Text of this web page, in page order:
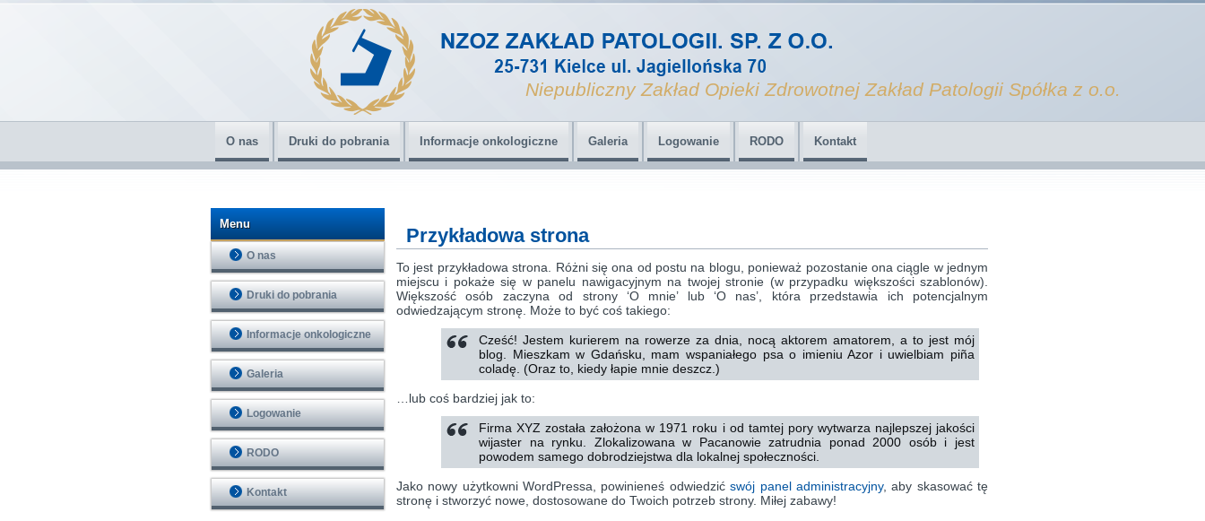
Niepubliczny Zakład Opieki Zdrowotnej Zakład Patologii Spółka z o.o.
O nas Druki do pobrania Informacje onkologiczne Galeria Logowanie RODO Kontakt
Menu
O nas
Druki do pobrania
Informacje onkologiczne
Galeria
Logowanie
RODO
Kontakt
Przykładowa strona
To jest przykładowa strona. Różni się ona od postu na blogu, ponieważ pozostanie ona ciągle w jednym
miejscu i pokaże się w panelu nawigacyjnym na twojej stronie (w przypadku większości szablonów).
Większość osób zaczyna od strony ‘O mnie’ lub ‘O nas’, która przedstawia ich potencjalnym
odwiedzającym stronę. Może to być coś takiego:
Cześć! Jestem kurierem na rowerze za dnia, nocą aktorem amatorem, a to jest mój
blog. Mieszkam w Gdańsku, mam wspaniałego psa o imieniu Azor i uwielbiam piña
coladę. (Oraz to, kiedy łapie mnie deszcz.)
…lub coś bardziej jak to:
Firma XYZ została założona w 1971 roku i od tamtej pory wytwarza najlepszej jakości
wijaster na rynku. Zlokalizowana w Pacanowie zatrudnia ponad 2000 osób i jest
powodem samego dobrodziejstwa dla lokalnej społeczności.
Jako nowy użytkowni WordPressa, powinieneś odwiedzićswój panel administracyjny, aby skasować tę
stronę i stworzyć nowe, dostosowane do Twoich potrzeb strony. Miłej zabawy!